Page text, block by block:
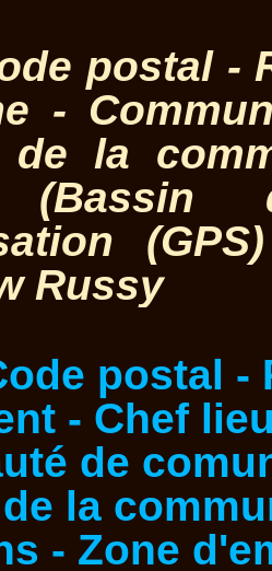
postal -
-
de la
(Bassin
Russy